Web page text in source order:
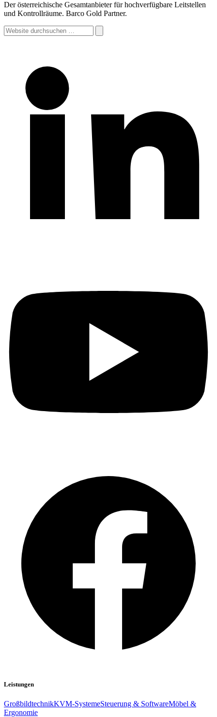
Der österreichische Gesamtanbieter für hochverfügbare Leitstellen
und Kontrollräume. Barco Gold Partner.
Website
durchsuchen
Leistungen
GroßbildtechnikKVM-SystemeSteuerung & SoftwareMöbel &
Ergonomie